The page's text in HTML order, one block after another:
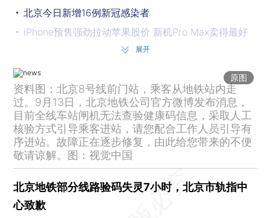
北京今日新增16例新冠感染者
iPhone预售强劲拉动苹果股价 新机Pro Max卖得最好
中秋假期旅游消费287亿元 恢复到2019年的六成
“一外籍人员猥亵女性”，警方通报
北京地铁闸机全线失灵，健康码查验改人工
1人核酸阳性 北京京郊三河全域4天静默
9月12日各地疫情：四川、西藏、贵州新增位列前三
北京9月12日新增16例新冠感染者 节后上班要求48小时内核酸
文旅部：中秋节假期全国国内旅游出游人次同比下降16.7%
2022中秋档总票房已破3亿元
展开
原图
资料图：北京8号线前门站，乘客从地铁站内走
过。9月13日，北京地铁公司官方微博发布消息，
目前全线车站闸机无法查验健康码信息，采取人工
核验方式引导乘客进站，请您配合工作人员引导有
序进站。故障正在逐步修复，由此给您带来的不便
敬请谅解。图：视觉中国
北京地铁部分线路验码失灵7小时，北京市轨指中
心致歉